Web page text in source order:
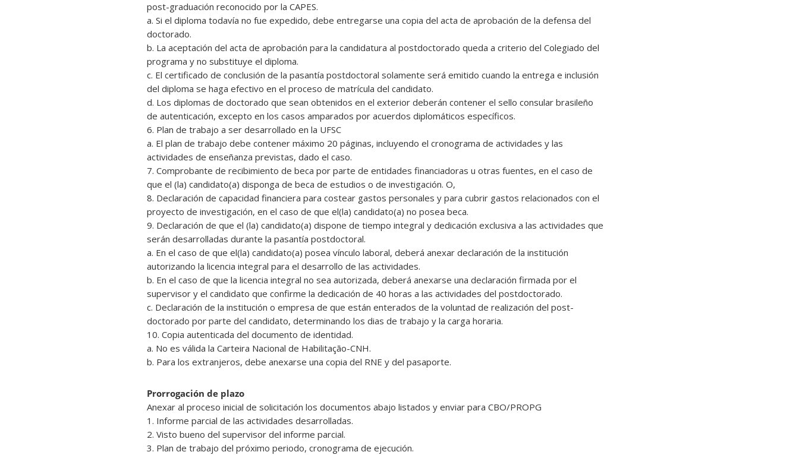
post-graduación reconocido por la CAPES.
a. Si el diploma todavía no fue expedido, debe entregarse una copia del acta de aprobación de la defensa del
doctorado.
b. La aceptación del acta de aprobación para la candidatura al postdoctorado queda a criterio del Colegiado del
programa y no substituye el diploma.
c. El certificado de conclusión de la pasantía postdoctoral solamente será emitido cuando la entrega e inclusión
del diploma se haga efectivo en el proceso de matrícula del candidato.
d. Los diplomas de doctorado que sean obtenidos en el exterior deberán contener el sello consular brasileño
de autenticación, excepto en los casos amparados por acuerdos diplomáticos específicos.
6. Plan de trabajo a ser desarrollado en la UFSC
a. El plan de trabajo debe contener máximo 20 páginas, incluyendo el cronograma de actividades y las
actividades de enseñanza previstas, dado el caso.
7. Comprobante de recibimiento de beca por parte de entidades financiadoras u otras fuentes, en el caso de
que el (la) candidato(a) disponga de beca de estudios o de investigación. O,
8. Declaración de capacidad financiera para costear gastos personales y para cubrir gastos relacionados con el
proyecto de investigación, en el caso de que el(la) candidato(a) no posea beca.
9. Declaración de que el (la) candidato(a) dispone de tiempo integral y dedicación exclusiva a las actividades que
serán desarrolladas durante la pasantía postdoctoral.
a. En el caso de que el(la) candidato(a) posea vínculo laboral, deberá anexar declaración de la institución
autorizando la licencia integral para el desarrollo de las actividades.
b. En el caso de que la licencia integral no sea autorizada, deberá anexarse una declaración firmada por el
supervisor y el candidato que confirme la dedicación de 40 horas a las actividades del postdoctorado.
c. Declaración de la institución o empresa de que están enterados de la voluntad de realización del post-
doctorado por parte del candidato, determinando los dias de trabajo y la carga horaria.
10. Copia autenticada del documento de identidad.
a. No es válida la Carteira Nacional de Habilitação-CNH.
b. Para los extranjeros, debe anexarse una copia del RNE y del pasaporte.
Prorrogación de plazo
Anexar al proceso inicial de solicitación los documentos abajo listados y enviar para CBO/PROPG
1. Informe parcial de las actividades desarrolladas.
2. Visto bueno del supervisor del informe parcial.
3. Plan de trabajo del próximo periodo, cronograma de ejecución.